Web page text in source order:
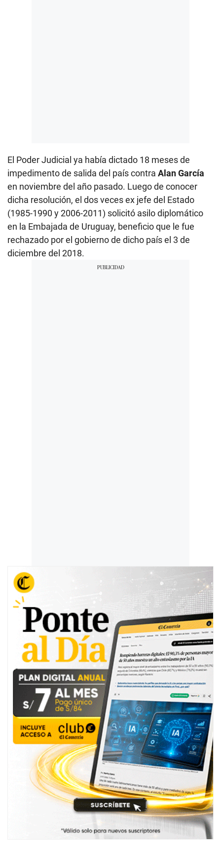
El Poder Judicial ya había dictado 18 meses de
impedimento de salida del país contra Alan García
en noviembre del año pasado. Luego de conocer
dicha resolución, el dos veces ex jefe del Estado
(1985-1990 y 2006-2011) solicitó asilo diplomático
en la Embajada de Uruguay, beneficio que le fue
rechazado por el gobierno de dicho país el 3 de
diciembre del 2018.